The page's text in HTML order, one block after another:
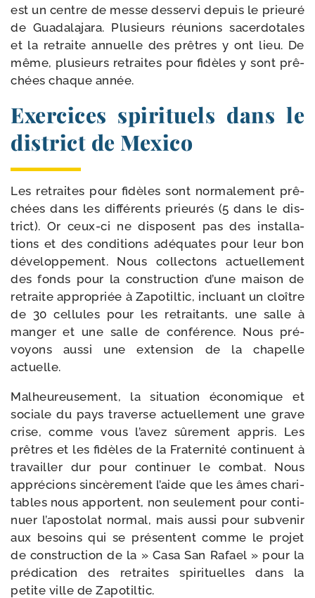
est un centre de messe des­ser­vi depuis le prieu­ré
de Guadalajara. Plusieurs réunions sacer­do­tales
et la retraite annuelle des prêtres y ont lieu. De
même, plu­sieurs retraites pour fidèles y sont prê­
chées chaque année.
Exercices spirituels dans le
district de Mexico
Les retraites pour fidèles sont nor­ma­le­ment prê­
chées dans les dif­fé­rents prieu­rés (5 dans le dis­
trict). Or ceux-​ci ne dis­posent pas des ins­tal­la­
tions et des condi­tions adé­quates pour leur bon
déve­lop­pe­ment. Nous col­lec­tons actuel­le­ment
des fonds pour la construc­tion d’une mai­son de
retraite appro­priée à Zapotiltic, incluant un cloître
de 30 cel­lules pour les retrai­tants, une salle à
man­ger et une salle de confé­rence. Nous pré­
voyons aus­si une exten­sion de la cha­pelle
actuelle.
Malheureusement, la situa­tion éco­no­mique et
sociale du pays tra­verse actuel­le­ment une grave
crise, comme vous l’avez sûre­ment appris. Les
prêtres et les fidèles de la Fraternité conti­nuent à
tra­vailler dur pour conti­nuer le com­bat. Nous
appré­cions sin­cè­re­ment l’aide que les âmes cha­ri­
tables nous apportent, non seule­ment pour conti­
nuer l’apostolat nor­mal, mais aus­si pour sub­ve­nir
aux besoins qui se pré­sentent comme le pro­jet
de construc­tion de la » Casa San Rafael » pour la
pré­di­ca­tion des retraites spi­ri­tuelles dans la
petite ville de Zapotiltic.